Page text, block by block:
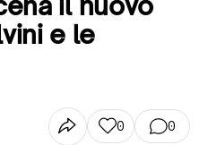
e le
0 0